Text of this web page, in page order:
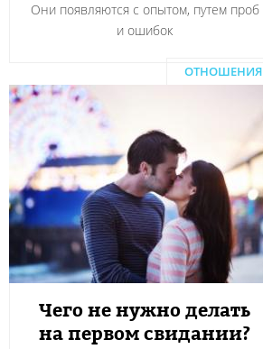
Они появляются с опытом, путем проб
и ошибок
ОТНОШЕНИЯ
Чего не нужно делать
на первом свидании?